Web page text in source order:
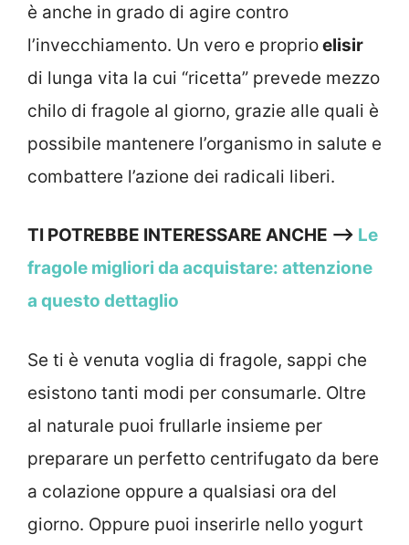
è anche in grado di agire contro
l’invecchiamento. Un vero e proprioelisir
di lunga vita la cui “ricetta” prevede mezzo
chilo di fragole al giorno, grazie alle quali è
possibile mantenere l’organismo in salute e
combattere l’azione dei radicali liberi.
TI POTREBBE INTERESSARE ANCHE —> Le
fragole migliori da acquistare: attenzione
a questo dettaglio
Se ti è venuta voglia di fragole, sappi che
esistono tanti modi per consumarle. Oltre
al naturale puoi frullarle insieme per
preparare un perfetto centrifugato da bere
a colazione oppure a qualsiasi ora del
giorno. Oppure puoi inserirle nello yogurt